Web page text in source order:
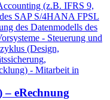
(z.B. IFRS 9,
SAP S/4HANA FPSL
des Datenmodells des
- Steuerung und
(Design,
- Mitarbeit in
– eRechnung